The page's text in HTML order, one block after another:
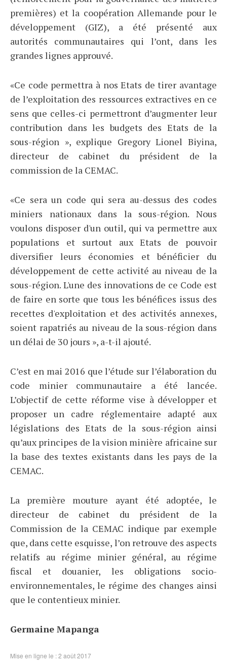
premières) et la coopération Allemande pour le
développement (GIZ), a été présenté aux
autorités communautaires qui l’ont, dans les
grandes lignes approuvé.
«Ce code permettra à nos Etats de tirer avantage
de l’exploitation des ressources extractives en ce
sens que celles-ci permettront d’augmenter leur
contribution dans les budgets des Etats de la
sous-région », explique Gregory Lionel Biyina,
directeur de cabinet du président de la
commission de la CEMAC.
«Ce sera un code qui sera au-dessus des codes
miniers nationaux dans la sous-région. Nous
voulons disposer d'un outil, qui va permettre aux
populations et surtout aux Etats de pouvoir
diversifier leurs économies et bénéficier du
développement de cette activité au niveau de la
sous-région. L'une des innovations de ce Code est
de faire en sorte que tous les bénéfices issus des
recettes d'exploitation et des activités annexes,
soient rapatriés au niveau de la sous-région dans
un délai de 30 jours », a-t-il ajouté.
C’est en mai 2016 que l’étude sur l’élaboration du
code minier communautaire a été lancée.
L’objectif de cette réforme vise à développer et
proposer un cadre réglementaire adapté aux
législations des Etats de la sous-région ainsi
qu’aux principes de la vision minière africaine sur
la base des textes existants dans les pays de la
CEMAC.
La première mouture ayant été adoptée, le
directeur de cabinet du président de la
Commission de la CEMAC indique par exemple
que, dans cette esquisse, l’on retrouve des aspects
relatifs au régime minier général, au régime
fiscal et douanier, les obligations socio-
environnementales, le régime des changes ainsi
que le contentieux minier.
Germaine Mapanga
Mise en ligne le : 2 août 2017